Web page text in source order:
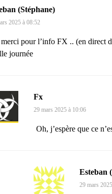
(Stéphane)
2025 à 08:52
pour l’info FX .. (en direct
journée
Fx
29 mars 2025 à 10:06
Oh, j’espère que ce
Esteban
29 mars